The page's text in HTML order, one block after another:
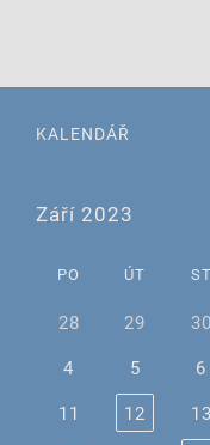
KALENDÁŘ
Září 2023
PO ÚT ST
28 29 30
4
5 6
11
12 13